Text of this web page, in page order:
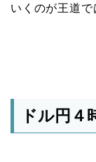
いくのが王道で
ドル円４